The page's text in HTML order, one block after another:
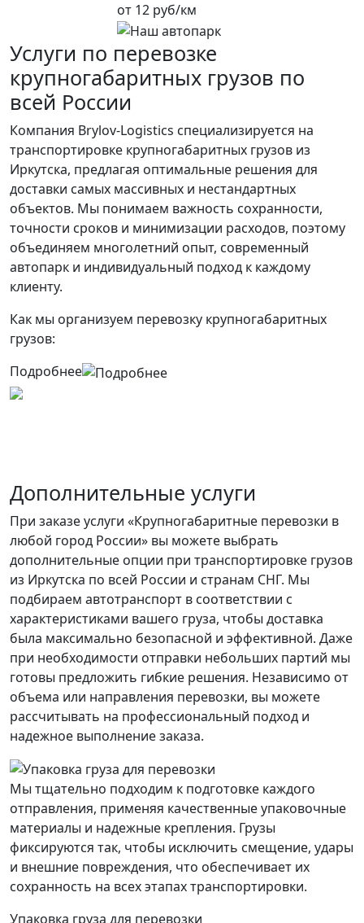
от 12 руб/км
Услуги по перевозке
крупногабаритных грузов по
всей России
Компания Brylov-Logistics специализируется на
транспортировке крупногабаритных грузов из
Иркутска, предлагая оптимальные решения для
доставки самых массивных и нестандартных
объектов. Мы понимаем важность сохранности,
точности сроков и минимизации расходов, поэтому
объединяем многолетний опыт, современный
автопарк и индивидуальный подход к каждому
клиенту.
Как мы организуем перевозку крупногабаритных
грузов:
Подробнее
Дополнительные услуги
При заказе услуги «Крупногабаритные перевозки в
любой город России» вы можете выбрать
дополнительные опции при транспортировке грузов
из Иркутска по всей России и странам СНГ. Мы
подбираем автотранспорт в соответствии с
характеристиками вашего груза, чтобы доставка
была максимально безопасной и эффективной. Даже
при необходимости отправки небольших партий мы
готовы предложить гибкие решения. Независимо от
объема или направления перевозки, вы можете
рассчитывать на профессиональный подход и
надежное выполнение заказа.
Мы тщательно подходим к подготовке каждого
отправления, применяя качественные упаковочные
материалы и надежные крепления. Грузы
фиксируются так, чтобы исключить смещение, удары
и внешние повреждения, что обеспечивает их
сохранность на всех этапах транспортировки.
Упаковка груза для перевозки